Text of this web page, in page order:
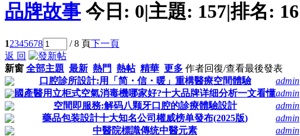
品牌故事 今日: 0|主題: 157|排名: 16
12345678 / 8 頁下一頁
返 回
新窗 全部主題 最新 熱門 熱帖 精華 更多 作者回復/查看最後發表
口腔診所設計:用「简・信・暖」重構醫療空間體驗
admin
國產醫用立柜式空氣消毒機哪家好?十大品牌详细分析一文看懂admin
空間即服務:解码八颗牙口腔的診療體驗設計
admin
藥品包装設計十大知名公司權威榜单發布(2025版)
admin
中醫院標識傳统中醫元素
admin